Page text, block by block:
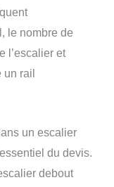
le nombre de
l’escalier et
rail
un escalier
du devis.
debout